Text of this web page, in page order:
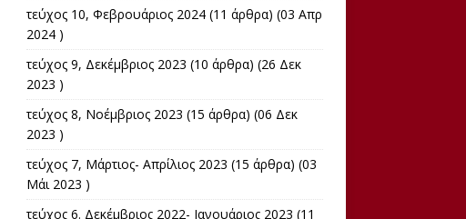
τεύχος 10, Φεβρουάριος 2024(11 άρθρα) (03 Απρ
2024 )
τεύχος 9, Δεκέμβριος 2023 (10 άρθρα) (26 Δεκ
2023 )
τεύχος 8, Νοέμβριος 2023 (15 άρθρα) (06 Δεκ
2023 )
τεύχος 7, Μάρτιος- Απρίλιος 2023 (15 άρθρα) (03
Μάι 2023 )
τεύχος 6. Δεκέμβριος 2022- Ιανουάριος 2023 (11